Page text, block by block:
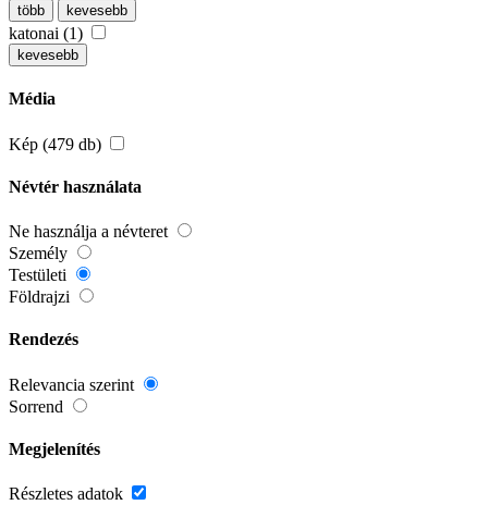
több kevesebb
katonai (1)
kevesebb
Média
Kép (479 db)
Névtér használata
Ne használja a névteret
Személy
Testületi
Földrajzi
Rendezés
Relevancia szerint
Sorrend
Megjelenítés
Részletes adatok